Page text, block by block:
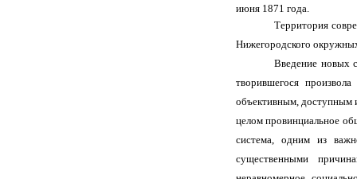
июня 1871 года.
Территория
Нижегородского
Введение новых
творившегося
объективным, доступным
целом провинциальное
система, одним из
существенными